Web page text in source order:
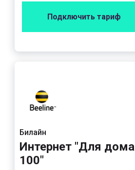
Подключить тариф
Билайн
Интернет "Для дома
100"